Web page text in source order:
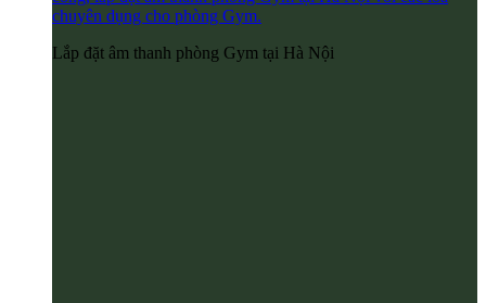
Lắp đặt âm thanh phòng Gym tại Hà Nội